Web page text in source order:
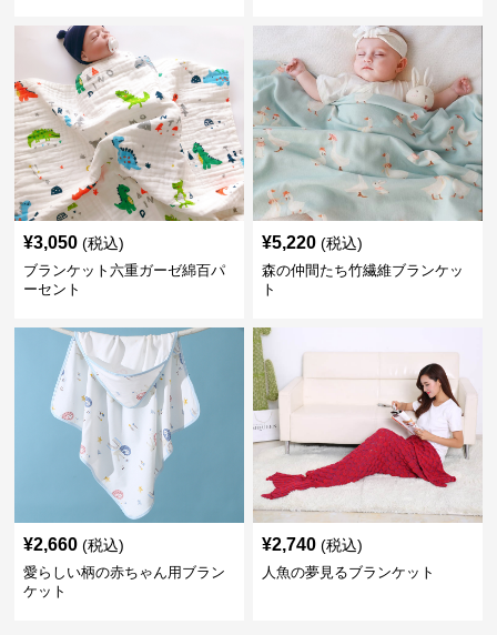
¥3,050 (税込)
ブランケット六重ガーゼ綿百パ
ーセント
¥5,220 (税込)
森の仲間たち竹繊維ブランケッ
ト
¥2,660 (税込)
愛らしい柄の赤ちゃん用ブラン
ケット
¥2,740 (税込)
人魚の夢見るブランケット